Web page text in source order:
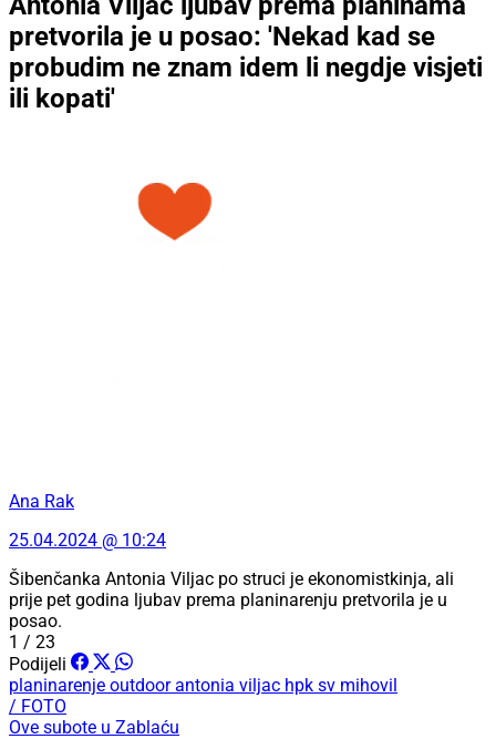
pretvorila je u posao: 'Nekad kad se
probudim ne znam idem li negdje visjeti
ili kopati'
Ana Rak
25.04.2024 @ 10:24
Šibenčanka Antonia Viljac po struci je ekonomistkinja, ali
prije pet godina ljubav prema planinarenju pretvorila je u
posao.
1 / 23
Podijeli
planinarenje outdoorantonia viljac hpk sv mihovil
/ FOTO
Ove subote u Zablaću